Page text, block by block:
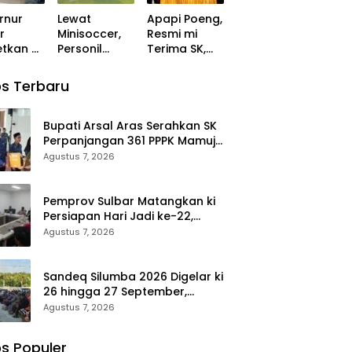
ki
Kegiatan
Libatkan
Masyarakat
ki
Lanjut
BPK
11
Lewat
Minisoccer,
Personil
dan Polresta
Kemenkeu
Sulbar
Eratkan ki
n
Apapi Poeng,
Resmi mi
Terima SK,
Perdana
Terbaru
Bupati Arsal Aras Serahkan SK
Perpanjangan 361 PPPK Mamuju
Tengah, Dorong ki Kebijakan
Agustus 7, 2026
Pemprov Sulbar Matangkan ki
Persiapan Hari Jadi ke-22,
Rangkaian Kegiatan Libatkan
Agustus 7, 2026
Sandeq Silumba 2026 Digelar ki
26 hingga 27 September,
Rangkaian HUT Sulbar
Agustus 7, 2026
Populer